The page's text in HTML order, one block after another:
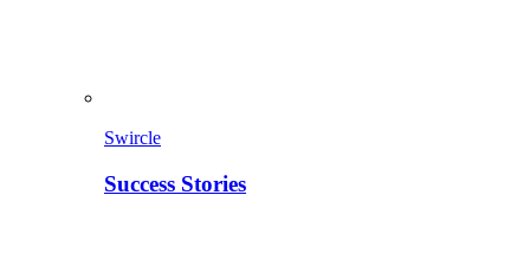
Swircle
Success Stories